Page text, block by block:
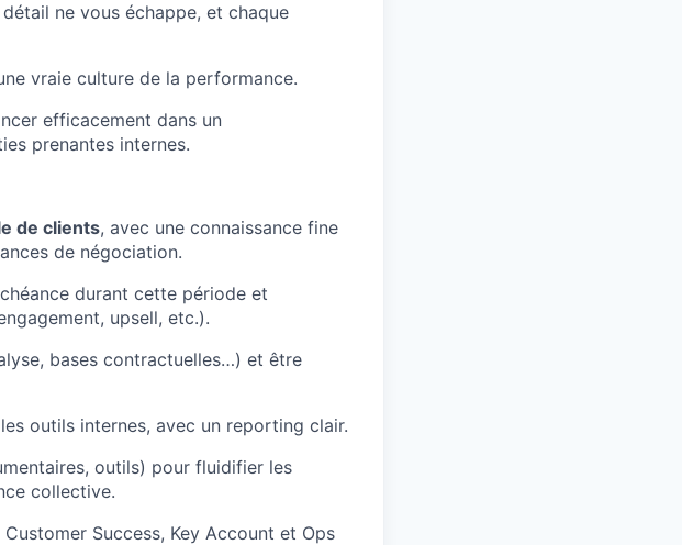
ne vous échappe, et chaque
vraie culture de la performance.
efficacement dans un
prenantes internes.
de clients, avec une connaissance fine
de négociation.
durant cette période et
upsell, etc.).
bases contractuelles…) et être
outils internes, avec un reporting clair.
outils) pour fluidifier les
collective.
Success, Key Account et Ops